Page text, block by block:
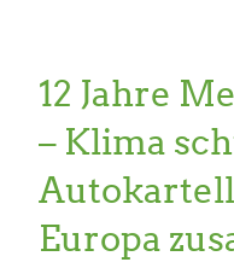
12 Jahre
– Klima
Europa